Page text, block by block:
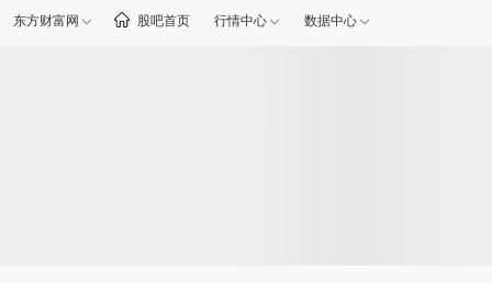
东方财富网 股吧首页 行情中心 数据中心